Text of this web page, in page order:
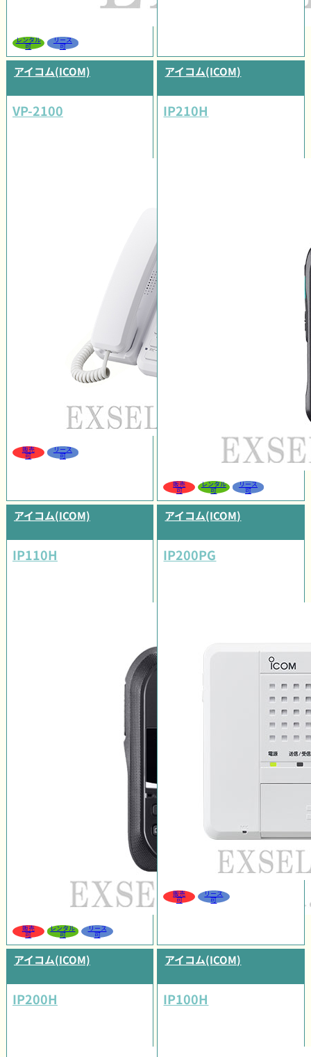
レンタル
可
リース
可
アイコム(ICOM)
VP-2100
販売
可
リース
可
アイコム(ICOM)
IP210H
販売
可
レンタル
可
リース
可
アイコム(ICOM)
IP110H
販売
可
レンタル
可
リース
可
アイコム(ICOM)
IP200PG
販売
可
リース
可
アイコム(ICOM)
IP200H
アイコム(ICOM)
IP100H